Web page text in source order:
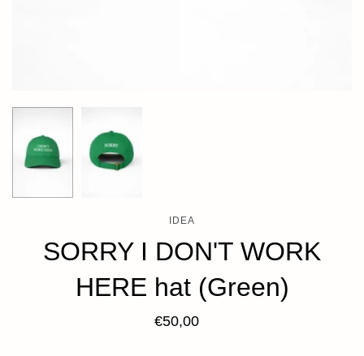
IDEA
SORRY I DON'T WORK
HERE hat (Green)
€50,00